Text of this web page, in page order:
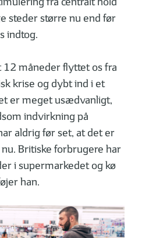
steder større nu end før
indtog.
12 måneder flyttet os fra
krise og dybt ind i et
er meget usædvanligt,
indvirkning på
aldrig før set, at det er
Britiske forbrugere har
i supermarkedet og kø
han.